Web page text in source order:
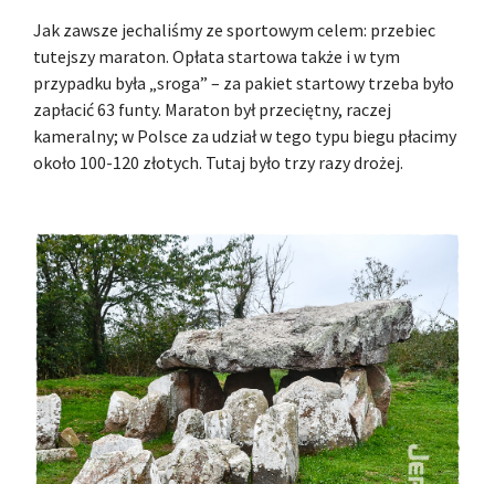
Jak zawsze jechaliśmy ze sportowym celem: przebiec
tutejszy maraton. Opłata startowa także i w tym
przypadku była „sroga” – za pakiet startowy trzeba było
zapłacić 63 funty. Maraton był przeciętny, raczej
kameralny; w Polsce za udział w tego typu biegu płacimy
około 100-120 złotych. Tutaj było trzy razy drożej.